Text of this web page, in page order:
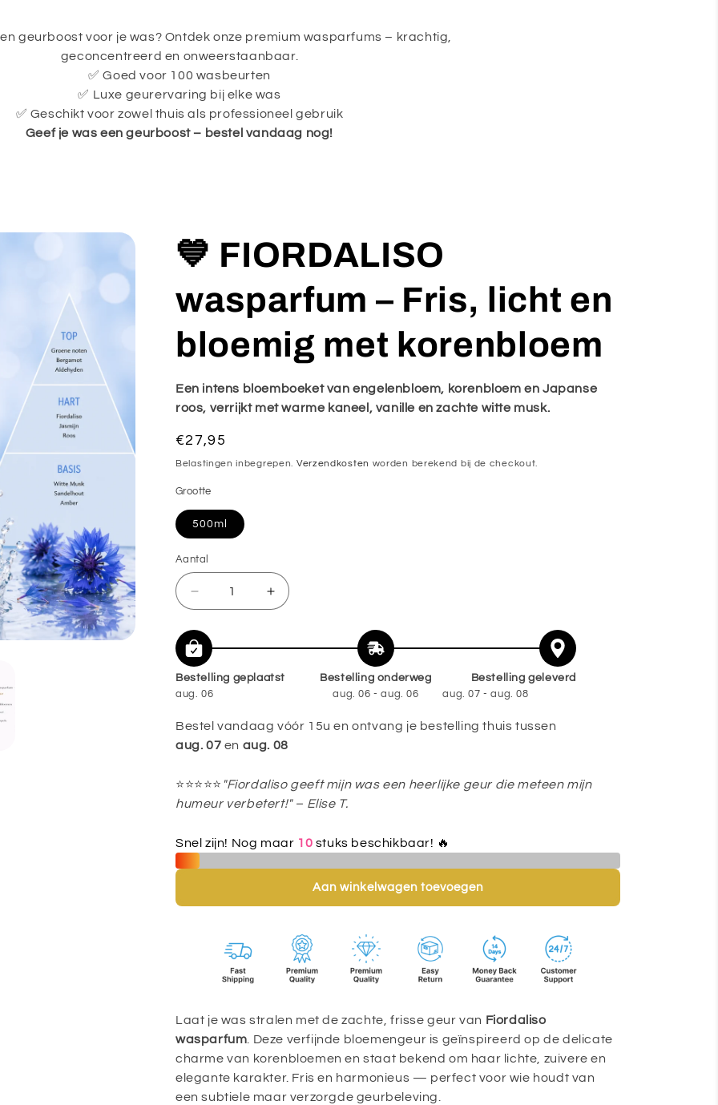
geurboost voor je was? Ontdek onze premium wasparfums – krachtig,
geconcentreerd en onweerstaanbaar.
✅ Goed voor 100 wasbeurten
✅ Luxe geurervaring bij elke was
✅ Geschikt voor zowel thuis als professioneel gebruik
Geef je was een geurboost – bestel vandaag nog!
💙 FIORDALISO
wasparfum – Fris, licht en
bloemig met korenbloem
Een intens bloemboeket van engelenbloem, korenbloem en Japanse
roos, verrijkt met warme kaneel, vanille en zachte witte musk.
Normale
prijs
€27,95
Belastingen inbegrepen. Verzendkosten worden berekend bij de checkout.
Grootte
500ml
Aantal
Aantal
Aantal
voor
💙
FIORDALISO
–
Fris,
met
korenbloem
Aantal
voor
–
Fris,
en
met
Bestelling geplaatst
aug. 06
Bestelling onderweg
aug. 06 - aug. 06
Bestelling geleverd
aug. 07 - aug. 08
Bestel vandaag vóór 15u en ontvang je bestelling thuis tussen
aug. 07 en aug. 08
⭐⭐⭐⭐⭐ "Fiordaliso geeft mijn was een heerlijke geur die meteen mijn
humeur verbetert!" – Elise T.
Snel zijn! Nog maar 10 stuks beschikbaar! 🔥
Aan winkelwagen toevoegen
Laat je was stralen met de zachte, frisse geur van Fiordaliso
wasparfum . Deze verfijnde bloemengeur is geïnspireerd op de delicate
charme van korenbloemen en staat bekend om haar lichte, zuivere en
elegante karakter. Fris en harmonieus — perfect voor wie houdt van
een subtiele maar verzorgde geurbeleving.